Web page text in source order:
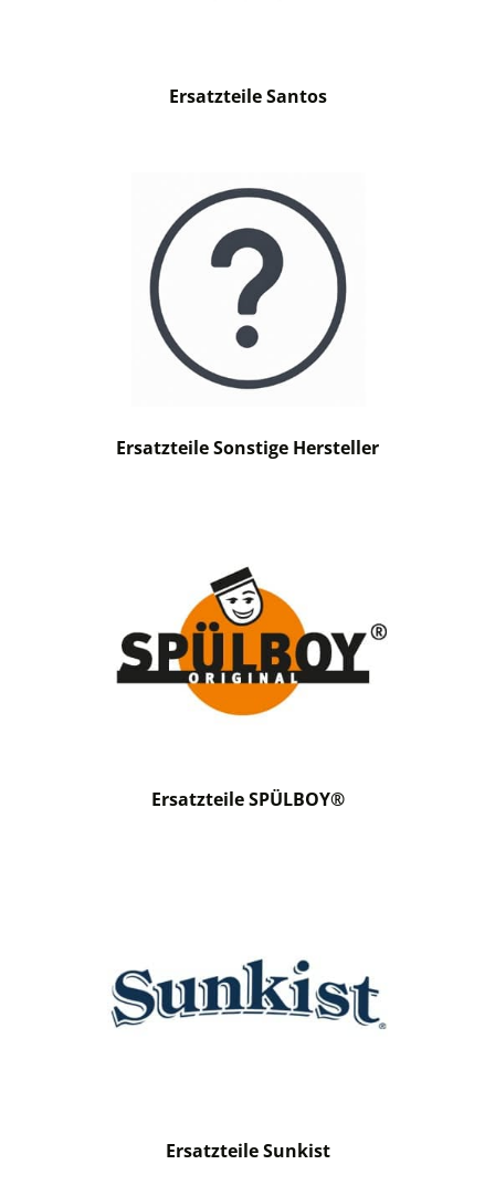
Ersatzteile Santos
Ersatzteile Sonstige Hersteller
Ersatzteile SPÜLBOY®
Ersatzteile Sunkist